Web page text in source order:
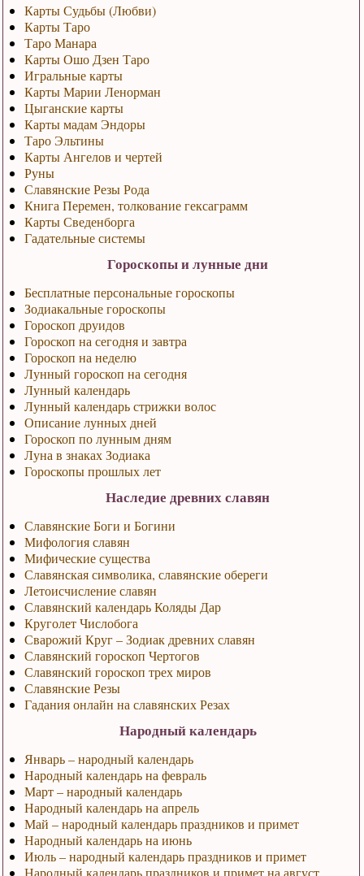
Карты Судьбы (Любви)
Карты Таро
Таро Манара
Карты Ошо Дзен Таро
Игральные карты
Карты Марии Ленорман
Цыганские карты
Карты мадам Эндоры
Таро Эльтины
Карты Ангелов и чертей
Руны
Славянские Резы Рода
Книга Перемен, толкование гексаграмм
Карты Сведенборга
Гадательные системы
Гороскопы и лунные дни
Бесплатные персональные гороскопы
Зодиакальные гороскопы
Гороскоп друидов
Гороскоп на сегодня и завтра
Гороскоп на неделю
Лунный гороскоп на сегодня
Лунный календарь
Лунный календарь стрижки волос
Описание лунных дней
Гороскоп по лунным дням
Луна в знаках Зодиака
Гороскопы прошлых лет
Наследие древних славян
Славянские Боги и Богини
Мифология славян
Мифические существа
Славянская символика, славянские обереги
Летоисчисление славян
Славянский календарь Коляды Дар
Круголет Числобога
Сварожий Круг – Зодиак древних славян
Славянский гороскоп Чертогов
Славянский гороскоп трех миров
Славянские Резы
Гадания онлайн на славянских Резах
Народный календарь
Январь – народный календарь
Народный календарь на февраль
Март – народный календарь
Народный календарь на апрель
Май – народный календарь праздников и примет
Народный календарь на июнь
Июль – народный календарь праздников и примет
Народный календарь праздников и примет на август